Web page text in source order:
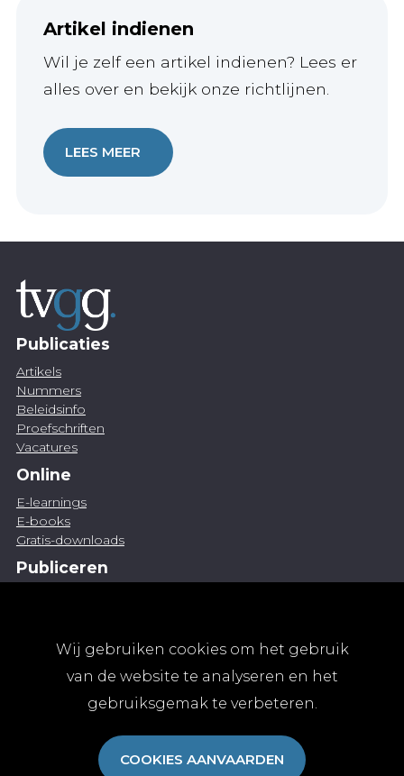
Wij gebruiken cookies om het gebruik
van de website te analyseren en het
gebruiksgemak te verbeteren.
COOKIES AANVAARDEN
Artikel indienen
Wil je zelf een artikel indienen? Lees er
alles over en bekijk onze richtlijnen.
LEES MEER
Publicaties
Artikels
Nummers
Beleidsinfo
Proefschriften
Vacatures
Online
E-learnings
E-books
Gratis-downloads
Publiceren
Abonnementen
Algemene abonnementsvoorwaarden